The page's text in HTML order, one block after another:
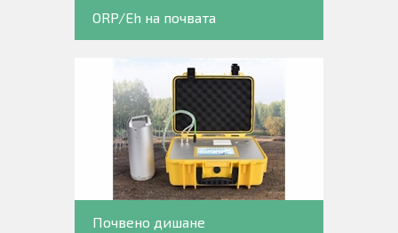
ORP/Eh на почвата
Почвено дишане